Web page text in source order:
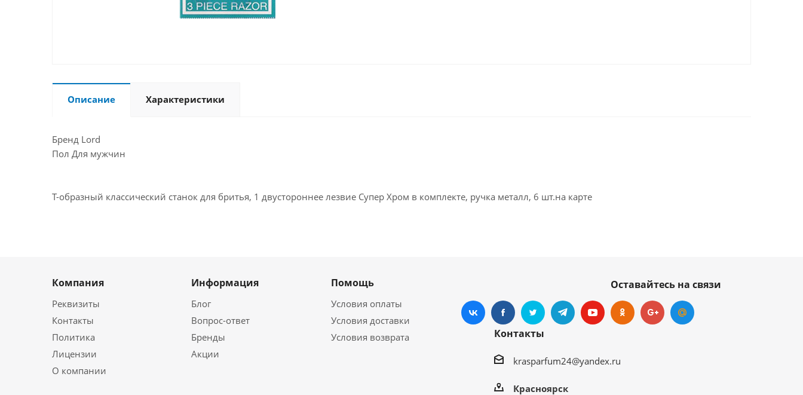
Описание Характеристики
Бренд Lord
Пол Для мужчин
Т-образный классический станок для бритья, 1 двустороннее лезвие Супер Хром в комплекте, ручка металл, 6 шт.на карте
Компания
Реквизиты
Контакты
Политика
Лицензии
О компании
Информация
Блог
Вопрос-ответ
Бренды
Акции
Помощь
Условия оплаты
Условия доставки
Условия возврата
Оставайтесь на связи
Контакты
krasparfum24@yandex.ru
Красноярск